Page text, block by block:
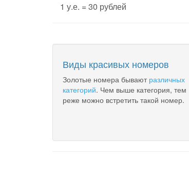
1 у.е. = 30 рублей
Виды красивых номеров
Золотые номера бывают различных
категорий. Чем выше категория, тем
реже можно встретить такой номер.